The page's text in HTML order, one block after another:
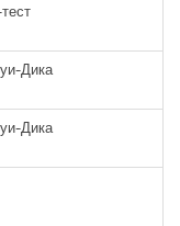
Дика
Дика